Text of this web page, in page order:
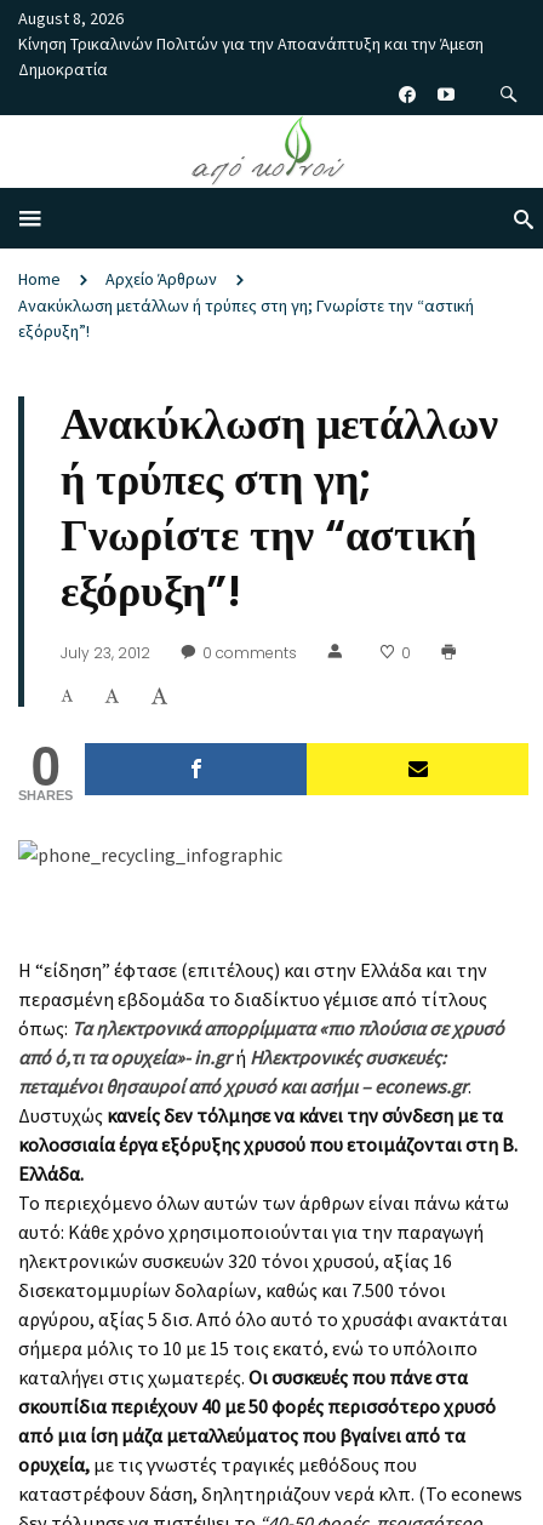
August 8, 2026
Κίνηση Τρικαλινών Πολιτών για την Αποανάπτυξη και την Άμεση
Δημοκρατία
Home
Αρχείο Άρθρων
Ανακύκλωση μετάλλων ή τρύπες στη γη; Γνωρίστε την “αστική
εξόρυξη”!
Ανακύκλωση μετάλλων
ή τρύπες στη γη;
Γνωρίστε την “αστική
εξόρυξη”!
July 23, 2012 0 comments 0
0
SHARES
Η “είδηση” έφτασε (επιτέλους) και στην Ελλάδα και την
περασμένη εβδομάδα το διαδίκτυο γέμισε από τίτλους
όπως: Τα ηλεκτρονικά απορρίμματα «πιο πλούσια σε χρυσό
από ό,τι τα ορυχεία»- in.gr ή Ηλεκτρονικές συσκευές:
πεταμένοι θησαυροί από χρυσό και ασήμι – econews.gr.
Δυστυχώς κανείς δεν τόλμησε να κάνει την σύνδεση με τα
κολοσσιαία έργα εξόρυξης χρυσού που ετοιμάζονται στη Β.
Ελλάδα.
To περιεχόμενο όλων αυτών των άρθρων είναι πάνω κάτω
αυτό: Κάθε χρόνο χρησιμοποιούνται για την παραγωγή
ηλεκτρονικών συσκευών 320 τόνοι χρυσού, αξίας 16
δισεκατομμυρίων δολαρίων, καθώς και 7.500 τόνοι
αργύρου, αξίας 5 δισ. Από όλο αυτό το χρυσάφι ανακτάται
σήμερα μόλις το 10 με 15 τοις εκατό, ενώ το υπόλοιπο
καταλήγει στις χωματερές. Οι συσκευές που πάνε στα
σκουπίδια περιέχουν 40 με 50 φορές περισσότερο χρυσό
από μια ίση μάζα μεταλλεύματος που βγαίνει από τα
ορυχεία, με τις γνωστές τραγικές μεθόδους που
καταστρέφουν δάση, δηλητηριάζουν νερά κλπ. (Το econews